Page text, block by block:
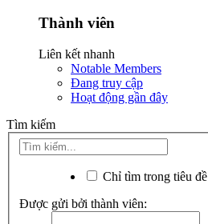
Thành viên
Liên kết nhanh
Notable Members
Đang truy cập
Hoạt động gần đây
Tìm kiếm
Chỉ tìm trong tiêu đề
Được gửi bởi thành viên: